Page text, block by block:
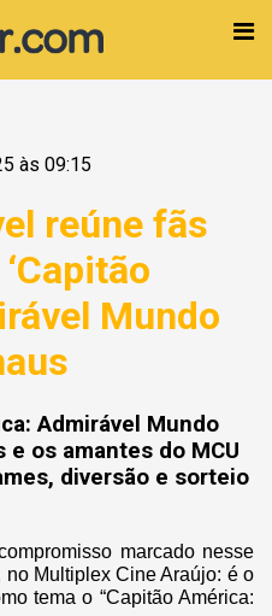
às 09:15
reúne fãs
Mundo
Admirável Mundo
e os amantes do MCU
diversão e sorteio
marcado nesse
Multiplex Cine Araújo: é o
tema o “Capitão América: